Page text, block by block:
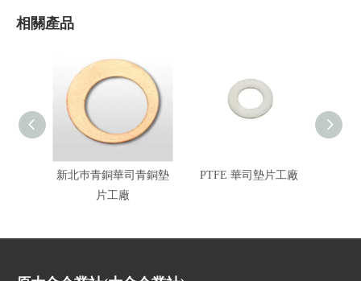
相關產品
新北巿青銅華司青銅墊
片工廠
PTFE 華司墊片工廠